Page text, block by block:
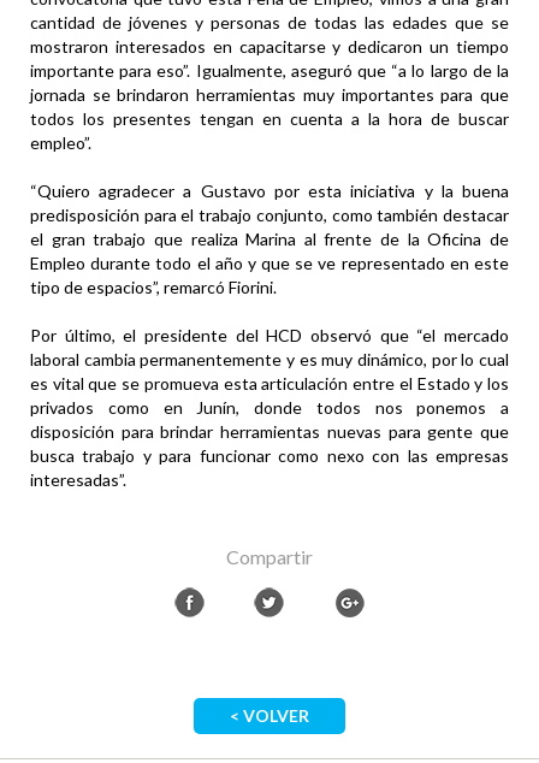
cantidad de jóvenes y personas de todas las edades que se
mostraron interesados en capacitarse y dedicaron un tiempo
importante para eso”. Igualmente, aseguró que “a lo largo de la
jornada se brindaron herramientas muy importantes para que
todos los presentes tengan en cuenta a la hora de buscar
empleo”.
“Quiero agradecer a Gustavo por esta iniciativa y la buena
predisposición para el trabajo conjunto, como también destacar
el gran trabajo que realiza Marina al frente de la Oficina de
Empleo durante todo el año y que se ve representado en este
tipo de espacios”, remarcó Fiorini.
Por último, el presidente del HCD observó que “el mercado
laboral cambia permanentemente y es muy dinámico, por lo cual
es vital que se promueva esta articulación entre el Estado y los
privados como en Junín, donde todos nos ponemos a
disposición para brindar herramientas nuevas para gente que
busca trabajo y para funcionar como nexo con las empresas
interesadas”.
Compartir
< VOLVER